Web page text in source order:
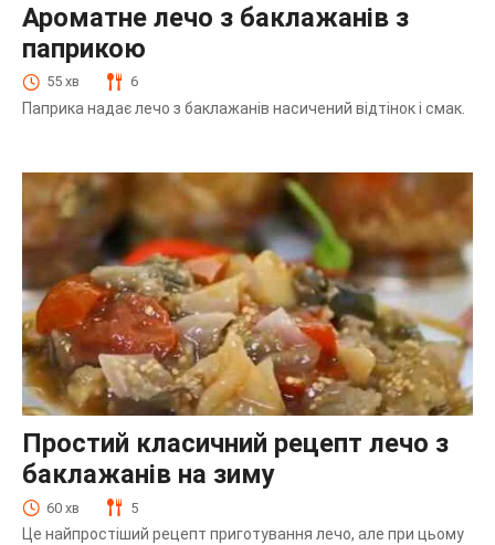
Ароматне лечо з баклажанів з
паприкою
55 хв 6
Паприка надає лечо з баклажанів насичений відтінок і смак.
Простий класичний рецепт лечо з
баклажанів на зиму
60 хв 5
Це найпростіший рецепт приготування лечо, але при цьому